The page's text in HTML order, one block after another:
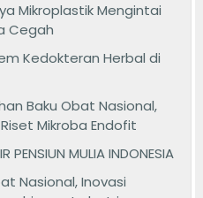
Mikroplastik Mengintai
Cegah
Kedokteran Herbal di
Baku Obat Nasional,
Mikroba Endofit
PENSIUN MULIA INDONESIA
Nasional, Inovasi